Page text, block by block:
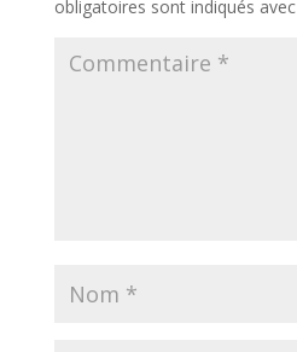
obligatoires sont indiqués avec